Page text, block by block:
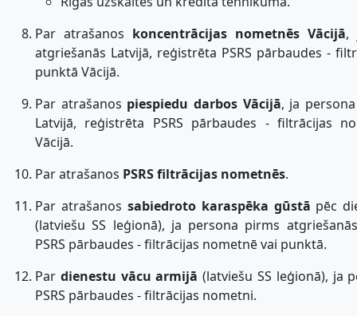
Par atrašanos koncentrācijas nometnēs Vācijā,
atgriešanās Latvijā, reģistrēta PSRS pārbaudes -
punktā Vācijā.
Par atrašanos piespiedu darbos Vācijā, ja
Latvijā, reģistrēta PSRS pārbaudes - filtrācijas
Vācijā.
Par atrašanos PSRS filtrācijas nometnēs.
Par atrašanos sabiedroto karaspēka gūstā pēc
(latviešu SS leģionā), ja persona pirms
PSRS pārbaudes - filtrācijas nometnē vai punktā.
Par dienestu vācu armijā (latviešu SS leģionā), ja
PSRS pārbaudes - filtrācijas nometni.